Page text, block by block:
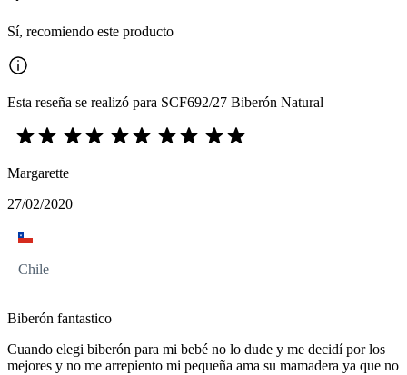
Sí, recomiendo este producto
Esta reseña se realizó para SCF692/27 Biberón Natural
Margarette
27/02/2020
Chile
Biberón fantastico
Cuando elegi biberón para mi bebé no lo dude y me decidí por los
mejores y no me arrepiento mi pequeña ama su mamadera ya que no